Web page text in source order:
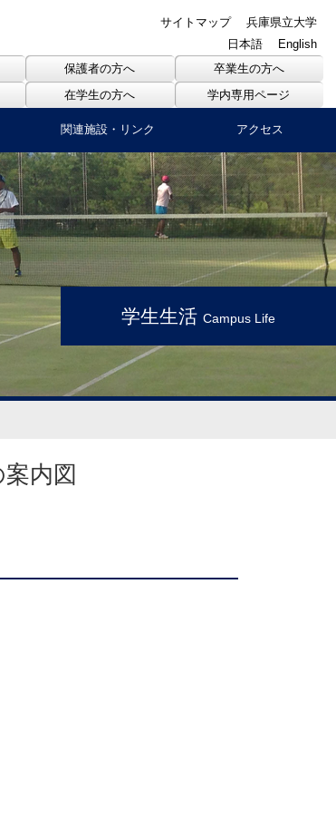
兵庫県立大学
サイトマップ
English
日本語
保護者の方へ
卒業生の方へ
在学生の方へ 学内専用ページ
関連施設・リンク アクセス
学生生活 Campus Life
内図